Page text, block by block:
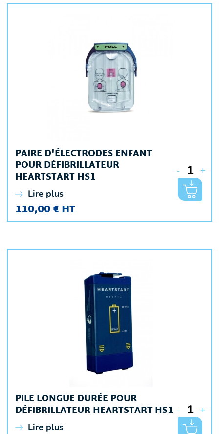
PAIRE D'ÉLECTRODES ENFANT
POUR DÉFIBRILLATEUR
HEARTSTART HS1
Lire plus
110,00 € HT
- +
PILE LONGUE DURÉE POUR
DÉFIBRILLATEUR HEARTSTART HS1
Lire plus
- +